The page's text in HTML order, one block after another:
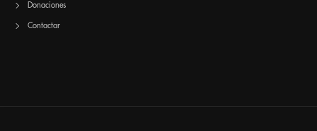
Donaciones
Contactar